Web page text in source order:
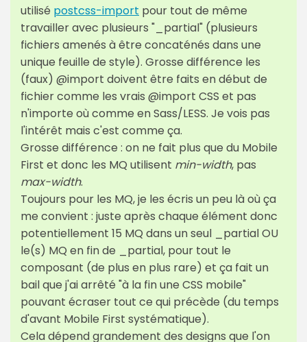
utilisé postcss-import pour tout de même
travailler avec plusieurs "_partial" (plusieurs
fichiers amenés à être concaténés dans une
unique feuille de style). Grosse différence les
(faux) @import doivent être faits en début de
fichier comme les vrais @import CSS et pas
n'importe où comme en Sass/LESS. Je vois pas
l'intérêt mais c'est comme ça.
Grosse différence : on ne fait plus que du Mobile
First et donc les MQ utilisent min-width, pas
max-width.
Toujours pour les MQ, je les écris un peu là où ça
me convient : juste après chaque élément donc
potentiellement 15 MQ dans un seul _partial OU
le(s) MQ en fin de _partial, pour tout le
composant (de plus en plus rare) et ça fait un
bail que j'ai arrêté "à la fin une CSS mobile"
pouvant écraser tout ce qui précède (du temps
d'avant Mobile First systématique).
Cela dépend grandement des designs que l'on